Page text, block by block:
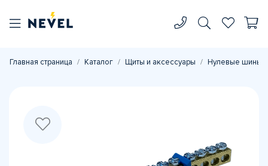
Главная страница Каталог Щиты и аксессуары Нулевые шины